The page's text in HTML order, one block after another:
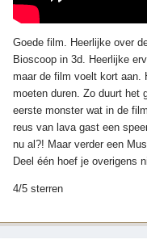
Goede film. Heerlijke over
Bioscoop in 3d. Heerlijke
maar de film voelt kort aan.
moeten duren. Zo duurt het
eerste monster wat in de
reus van lava gast een
nu al?! Maar verder een
Deel één hoef je overigens
4/5 sterren